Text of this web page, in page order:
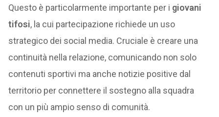
Questo è particolarmente importante per i giovani
tifosi, la cui partecipazione richiede un uso
strategico dei social media. Cruciale è creare una
continuità nella relazione, comunicando non solo
contenuti sportivi ma anche notizie positive dal
territorio per connettere il sostegno alla squadra
con un più ampio senso di comunità.